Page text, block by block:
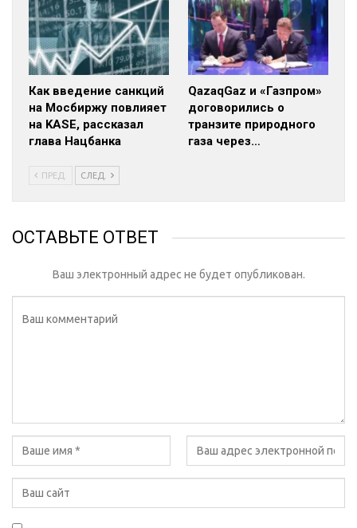
Как введение санкций
на Мосбиржу повлияет
на KASE, рассказал
глава Нацбанка
QazaqGaz и «Газпром»
договорились о
транзите природного
газа через…
ПРЕД. СЛЕД.
ОСТАВЬТЕ ОТВЕТ
Ваш электронный адрес не будет опубликован.